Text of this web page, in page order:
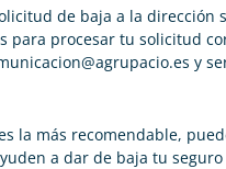
de baja a la dirección
para procesar tu solicitud
y
la más recomendable,
a dar de baja tu